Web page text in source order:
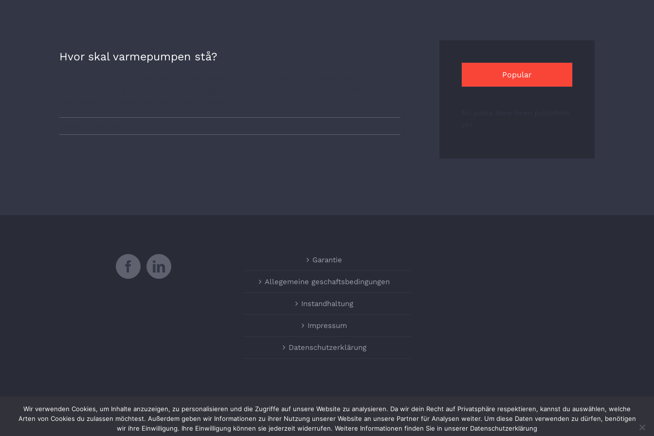
Hvor skal varmepumpen stå?
Popular
Garantie
Allegemeine geschaftsbedingungen
Instandhaltung
Impressum
Datenschutzerklärung
Copyright 2021 - LivingBetter
Wir verwenden Cookies, um Inhalte anzuzeigen, zu personalisieren und die Zugriffe auf unsere Website zu analysieren. Da wir dein Recht auf Privatsphäre respektieren, kannst du auswählen, welche
Arten von Cookies du zulassen möchtest. Außerdem geben wir Informationen zu ihrer Nutzung unserer Website an unsere Partner für Analysen weiter. Um diese Daten verwenden zu dürfen, benötigen
wir ihre Einwilligung. Ihre Einwilligung können sie jederzeit widerrufen. Weitere Informationen finden Sie in unserer Datenschutzerklärung